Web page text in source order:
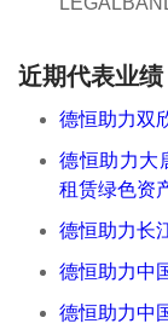
近期代表业绩
德恒助力双
德恒助力大
租赁绿色资
德恒助力长
德恒助力中
德恒助力中